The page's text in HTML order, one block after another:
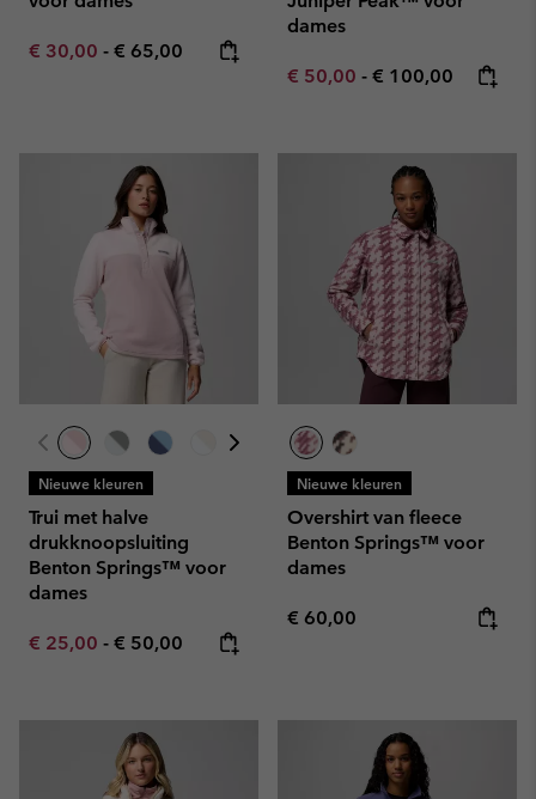
Minimum sale price:
€ 30,00 - Maximum price:
€ 65,00
dames
Minimum sale price:
€ 50,00 - Maximum price:
€ 100,00
Nieuwe kleuren
Trui met halve
drukknoopsluiting
Benton Springs™ voor
dames
Minimum sale price:
€ 25,00 - Maximum price:
€ 50,00
Nieuwe kleuren
Overshirt van fleece
Benton Springs™ voor
dames
Regular price:
€ 60,00